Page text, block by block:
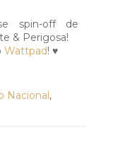
spin-off de
& Perigosa!
Wattpad! ♥
Nacional,